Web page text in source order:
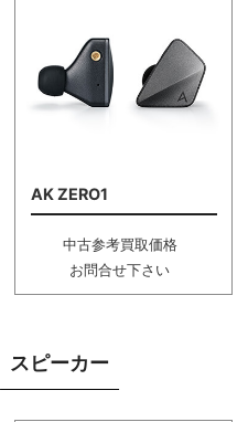
AK ZERO1
中古参考買取価格
お問合せ下さい
スピーカー